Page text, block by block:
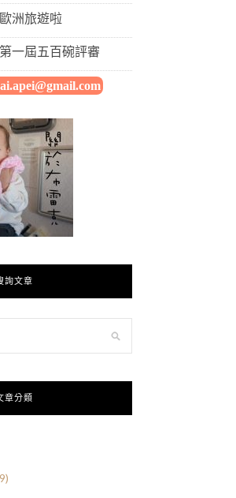
洲旅遊啦
一屆五百碗評審
詢文章
章分類